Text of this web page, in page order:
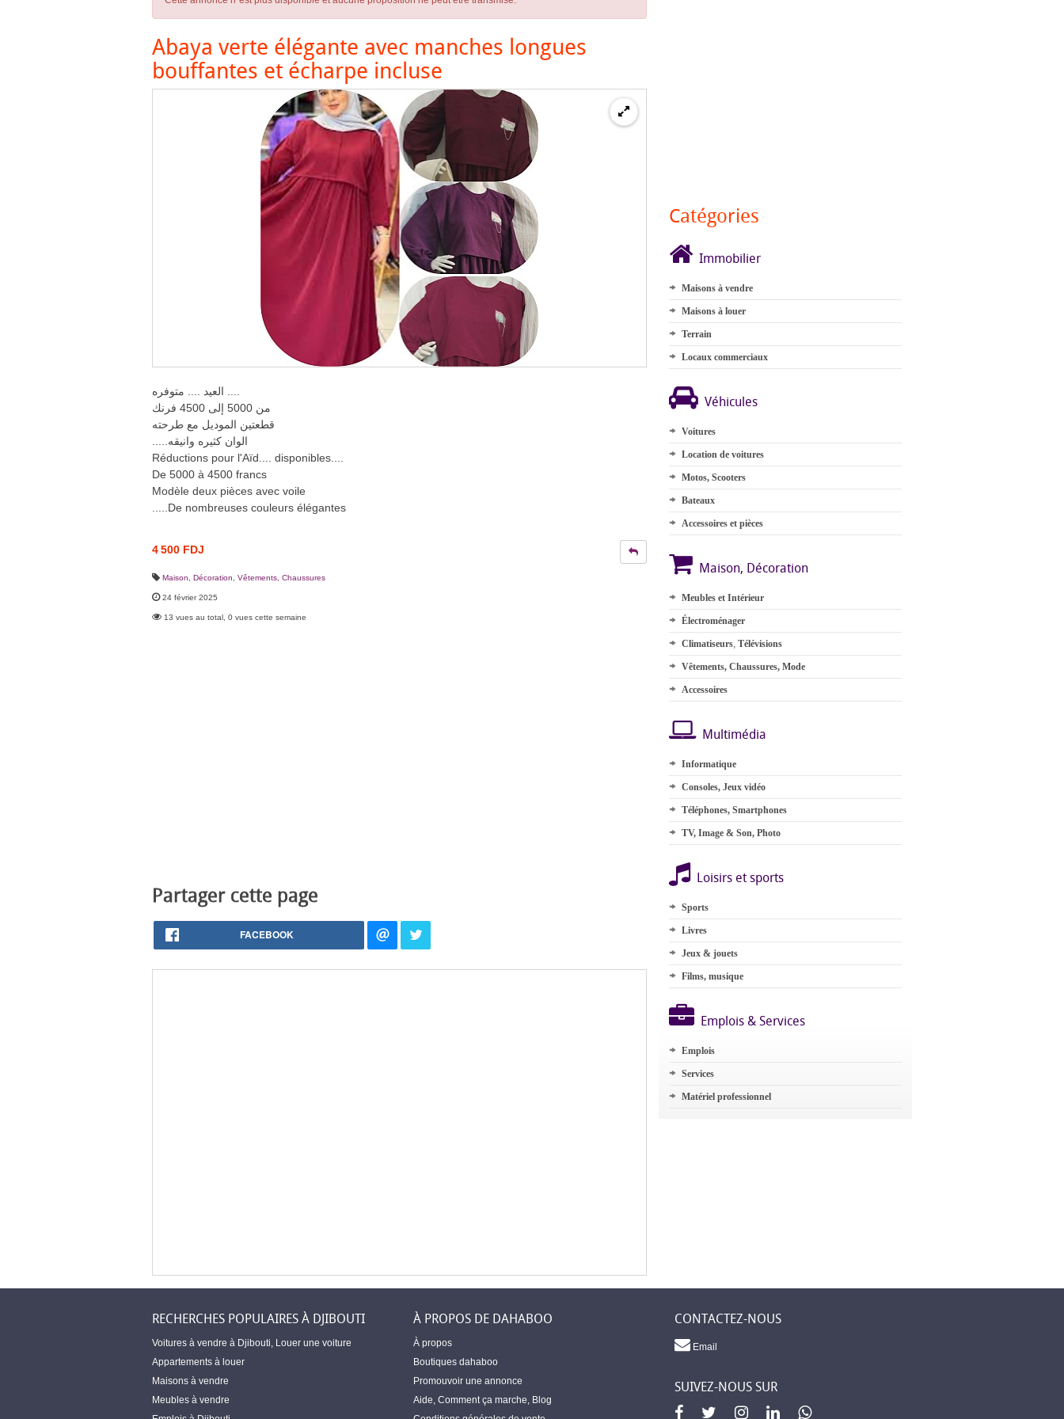
Abaya verte élégante avec manches longues
bouffantes et écharpe incluse
من 5000 إلى 4500 فرنك
قطعتين الموديل مع طرحته
.....الوان كثيره وانيقه
Réductions pour l'Aïd.... disponibles....
De 5000 à 4500 francs
Modèle deux pièces avec voile
.....De nombreuses couleurs élégantes
4 500 FDJ
Maison, Décoration Vêtements, Chaussures
24 février 2025
13 vues au total, 0 vues cette semaine
Partager cette page
FACEBOOK
Catégories
Immobilier
Maisons à vendre
Maisons à louer
Terrain
Locaux commerciaux
Véhicules
Voitures
Location de voitures
Motos, Scooters
Bateaux
Accessoires et pièces
Maison, Décoration
Meubles et Intérieur
Électroménager
Climatiseurs, Télévisions
Vêtements, Chaussures, Mode
Accessoires
Multimédia
Informatique
Consoles, Jeux vidéo
Téléphones, Smartphones
TV, Image & Son, Photo
Loisirs et sports
Sports
Livres
Jeux & jouets
Films, musique
Emplois & Services
Emplois
Services
Matériel professionnel
RECHERCHES POPULAIRES À DJIBOUTI
Voitures à vendre à Djibouti Louer une voiture
Appartements à louer
Maisons à vendre
Meubles à vendre
À PROPOS DE DAHABOO
À propos
Boutiques dahaboo
Promouvoir une annonce
Aide Comment ça marche Blog
CONTACTEZ-NOUS
Email
SUIVEZ-NOUS SUR